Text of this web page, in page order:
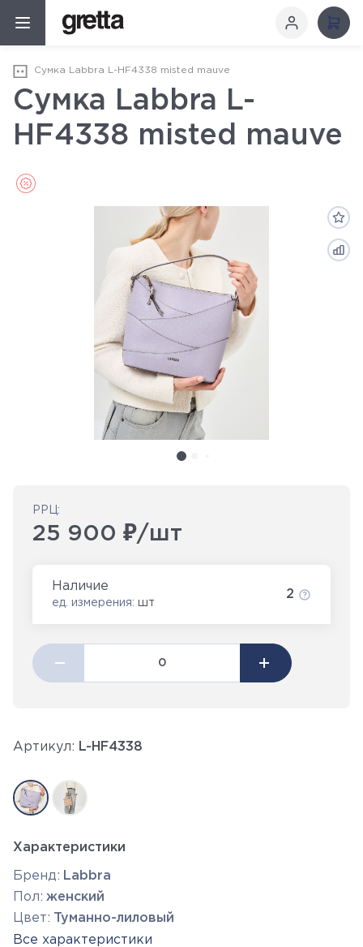
Сумка Labbra L-HF4338 misted mauve
Сумка Labbra L-
HF4338 misted mauve
Артикул: L-HF4338
Характеристики
Бренд: Labbra
Пол: женский
Цвет:
Туманно-лиловый
Все характеристики
РРЦ:
25 900 ₽/шт
Наличие
ед. измерения: шт
2